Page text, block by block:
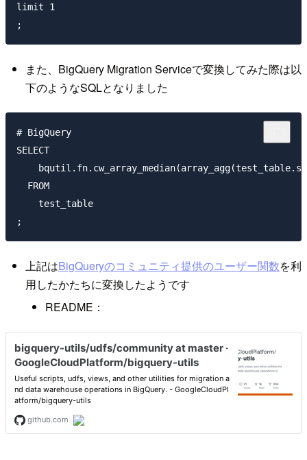
limit 1
また、BigQuery Migration Serviceで変換してみた際は以
下のようなSQLとなりました
# BigQuery
SELECT
  FROM
    test_table
上記はBigQueryのコミュニティ提供のユーザー関数を利
用したかたちに変換したようです
README：